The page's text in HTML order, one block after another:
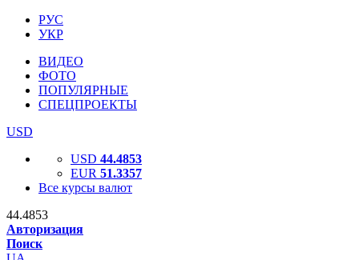
РУС
УКР
ВИДЕО
ФОТО
ПОПУЛЯРНЫЕ
СПЕЦПРОЕКТЫ
USD
USD 44.4853
EUR 51.3357
Все курсы валют
44.4853
Авторизация
Поиск